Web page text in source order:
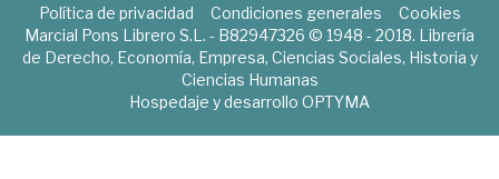
Política de privacidad Condiciones generales
Cookies
Marcial Pons Librero S.L. - B82947326 © 1948 - 2018. Librería
de Derecho, Economía, Empresa, Ciencias Sociales, Historia y
Ciencias Humanas
Hospedaje y desarrollo OPTYMA